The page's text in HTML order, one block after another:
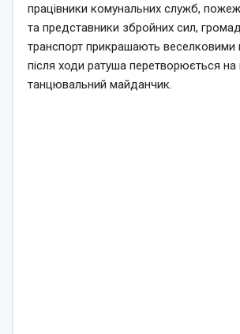
працівники комунальних служб,
та представники збройних сил,
транспорт прикрашають веселковими
після ходи ратуша перетворюється на
танцювальний майданчик.